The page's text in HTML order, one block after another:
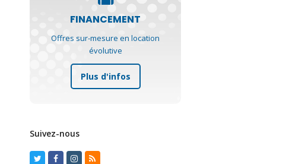
FINANCEMENT
Offres sur-mesure en location
évolutive
Plus d'infos
Suivez-nous
TwitterFacebook
Instagram
RSS